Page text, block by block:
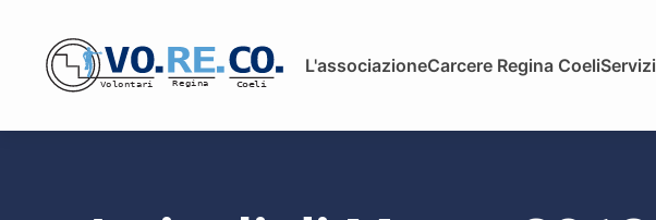
L'associazioneCarcere Regina CoeliServizi